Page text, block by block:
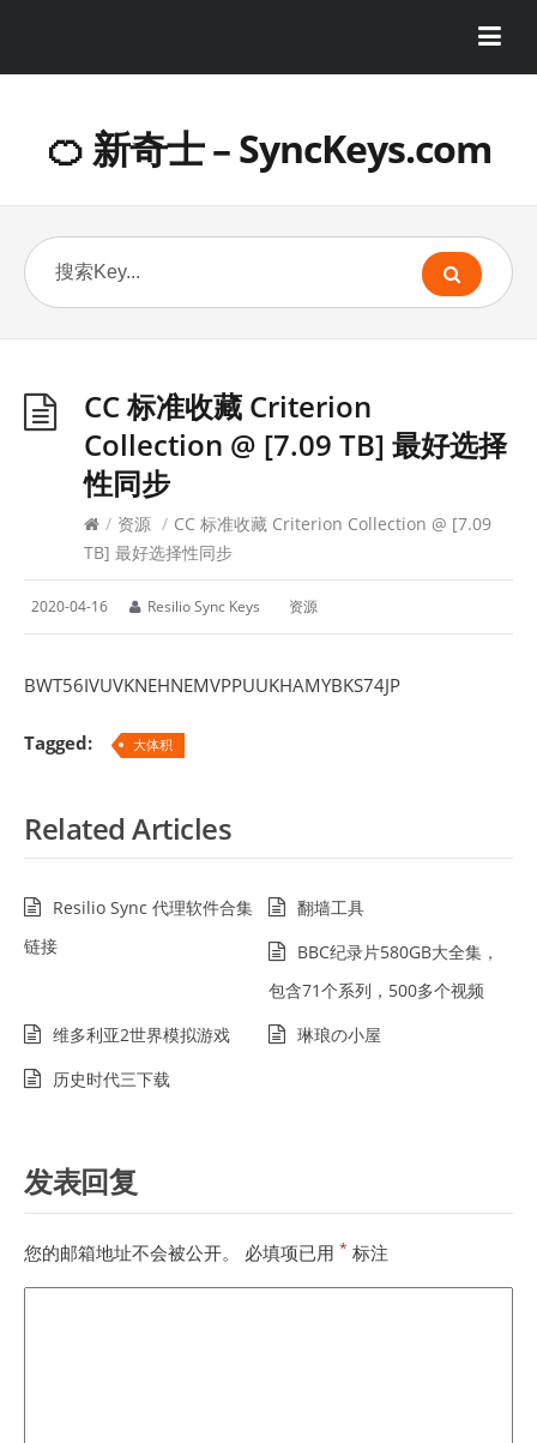
🍊 新奇士 – SyncKeys.com
CC 标准收藏 Criterion
Collection @ [7.09 TB] 最好选择
性同步
/ 资源 / CC 标准收藏 Criterion Collection @ [7.09
TB] 最好选择性同步
2020-04-16 Resilio Sync Keys 资源
BWT56IVUVKNEHNEMVPPUUKHAMYBKS74JP
Tagged: 大体积
Related Articles
Resilio Sync 代理软件合集
链接
翻墙工具
BBC纪录片580GB大全集，
包含71个系列，500多个视频
维多利亚2世界模拟游戏
琳琅の小屋
历史时代三下载
发表回复
您的邮箱地址不会被公开。 必填项已用 * 标注